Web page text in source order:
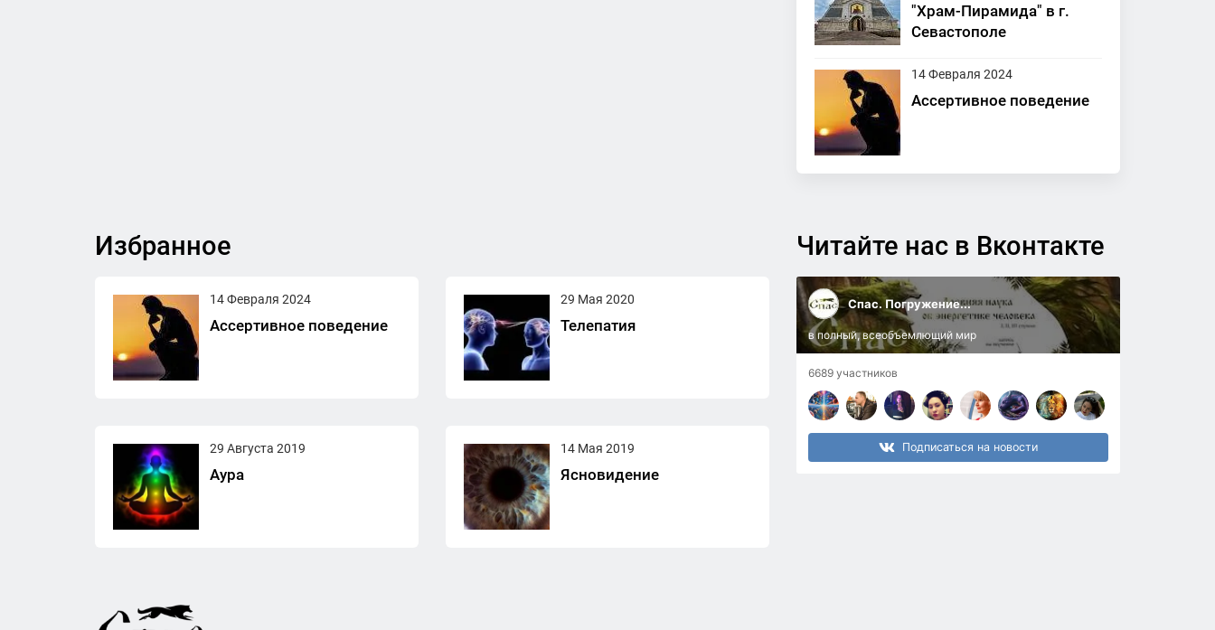
"Храм-Пирамида" в г.
Севастополе
14 Февраля 2024
Ассертивное поведение
Избранное
14 Февраля 2024
Ассертивное поведение
29 Мая 2020
Телепатия
29 Августа 2019
Аура
14 Мая 2019
Ясновидение
Читайте нас в Вконтакте
Спас. Погружение...
в полный, всеобъемлющий мир
6689 участников
Подписаться на новости